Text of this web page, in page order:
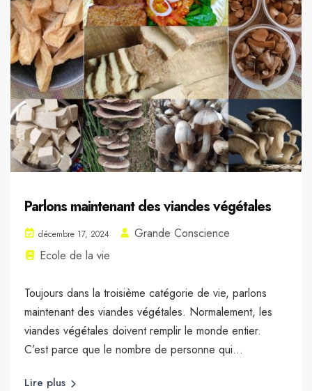
Parlons maintenant des viandes végétales
décembre 17, 2024
Grande Conscience
Ecole de la vie
Toujours dans la troisième catégorie de vie, parlons
maintenant des viandes végétales. Normalement, les
viandes végétales doivent remplir le monde entier.
C’est parce que le nombre de personne qui...
Lire plus